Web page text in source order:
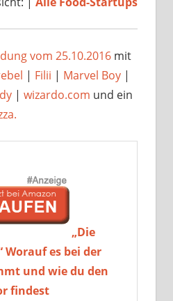
vom 25.10.2016 mit
| Filii | Marvel Boy |
| wizardo.com und ein
„Die
Worauf es bei der
und wie du den
findest